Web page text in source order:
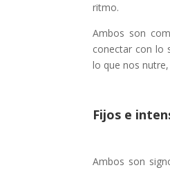
ritmo.
Ambos son
conectar con lo
lo que nos
Fijos e
Ambos son